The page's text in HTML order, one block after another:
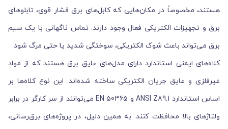
هستند، مخصوصاً در مکان‌هایی که کابل‌های برق فشار قوی، تابلوهای
برق و تجهیزات الکتریکی فعال وجود دارند. تماس ناگهانی با یک سیم
برق می‌تواند باعث شوک الکتریکی، سوختگی شدید یا حتی مرگ شود.
کلاه‌های ایمنی استاندارد دارای مدل‌های عایق برق هستند که از مواد
غیرفلزی و عایق جریان الکتریکی ساخته شده‌اند. این نوع کلاه‌ها بر
اساس استاندارد ANSI Z89.1 و EN 50365 می‌توانند از سر کارگر در برابر
ولتاژهای بالا محافظت کنند. به همین دلیل، در پروژه‌های برق‌رسانی،